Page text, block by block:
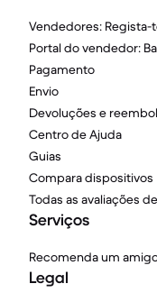
Vendedores: Regista-
Portal do vendedor:
Pagamento
Envio
Devoluções e
Centro de Ajuda
Guias
Compara dispositivos
Todas as avaliações
Serviços
Recomenda um
Legal